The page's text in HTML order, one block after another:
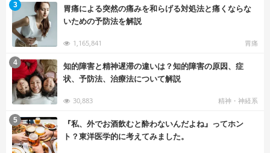
胃痛による突然の痛みを和らげる対処法と痛くならな
いための予防法を解説
1,165,841 胃痛
3
知的障害と精神遅滞の違いは？知的障害の原因、症
状、予防法、治療法について解説
30,883 精神・神経系
4
『私、外でお酒飲むと酔わないんだよね』ってホン
ト？東洋医学的に考えてみました。
5